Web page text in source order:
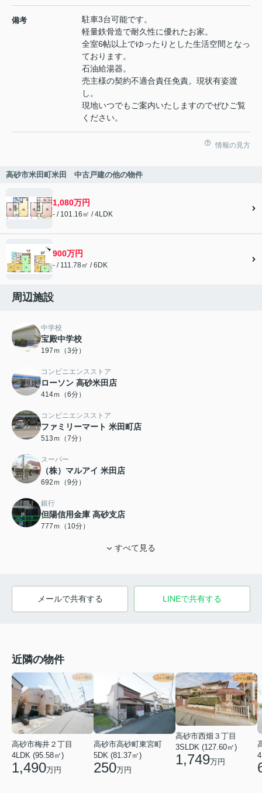
備考
駐車3台可能です。
軽量鉄骨造で耐久性に優れたお家。
全室6帖以上でゆったりとした生活空間となっ
ております。
石油給湯器。
売主様の契約不適合責任免責。現状有姿渡
し。
現地いつでもご案内いたしますのでぜひご覧
ください。
情報の見方
高砂市米田町米田 中古戸建の他の物件
1,080万円
- / 101.16㎡ / 4LDK
900万円
- / 111.78㎡ / 6DK
周辺施設
中学校
宝殿中学校
197ｍ（3分）
コンビニエンスストア
ローソン 高砂米田店
414ｍ（6分）
コンビニエンスストア
ファミリーマート 米田町店
513ｍ（7分）
スーパー
（株）マルアイ 米田店
692ｍ（9分）
銀行
但陽信用金庫 高砂支店
777ｍ（10分）
すべて見る
メールで共有する LINEで共有する
近隣の物件
高砂市梅井２丁目
4LDK (95.58㎡)
1,490万円
高砂市高砂町東宮町
5DK (81.37㎡)
250万円
高砂市西畑３丁目
3SLDK (127.60㎡)
1,749万円